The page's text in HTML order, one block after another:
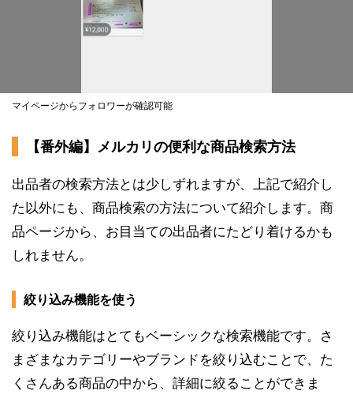
マイページからフォロワーが確認可能
【番外編】メルカリの便利な商品検索方法
出品者の検索方法とは少しずれますが、上記で紹介し
た以外にも、商品検索の方法について紹介します。商
品ページから、お目当ての出品者にたどり着けるかも
しれません。
絞り込み機能を使う
絞り込み機能はとてもベーシックな検索機能です。さ
まざまなカテゴリーやブランドを絞り込むことで、た
くさんある商品の中から、詳細に絞ることができま